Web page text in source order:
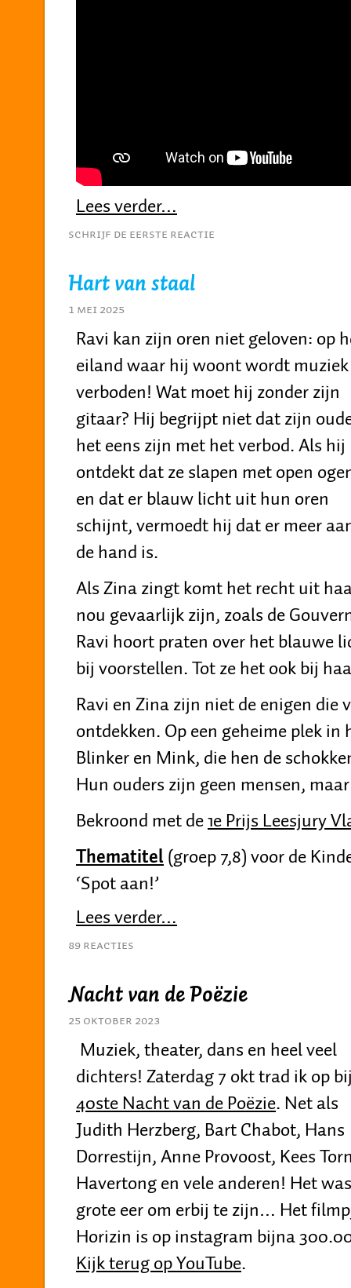
Lees verder…
Schrijf de eerste reactie
Hart van staal
1 mei 2025
Ravi kan zijn oren niet geloven: op
eiland waar hij woont wordt muziek
verboden! Wat moet hij zonder zijn
gitaar? Hij begrijpt niet dat zijn
het eens zijn met het verbod. Als hij
ontdekt dat ze slapen met open
en dat er blauw licht uit hun oren
schijnt, vermoedt hij dat er meer
de hand is.
Als Zinazingt komt het recht uit
nou gevaarlijk zijn, zoals de
Ravi hoort praten over het blauwe
bij voorstellen. Tot ze het ook bij
Ravi en Zina zijn niet de enigen die
ontdekken. Op een geheime plek
Blinker en Mink, die hen de
Hun ouders zijn geen mensen,
Bekroond met de1e Prijs Leesjury
Thematitel(groep 7,8) voor de
‘Spot aan!’
Lees verder…
89 Reacties
Nacht van de Poëzie
25 oktober 2023
Muziek, theater, dans en heel veel
dichters! Zaterdag 7 okt trad ik op
40ste Nacht van de Poëzie. Net als
Judith Herzberg, Bart Chabot, Hans
Dorrestijn, Anne Provoost, Kees
Havertong en vele anderen! Het
grote eer om erbij te zijn… Het
Horizin is op instagram bijna
Kijk terug op YouTube.